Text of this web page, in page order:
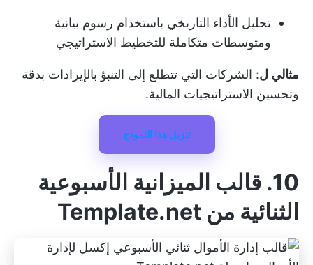
تحليل الأداء التاريخي باستخدام رسوم بيانية
ومتوسطات متكاملة للتخطيط الاستراتيجي
مثالي ل: الشركات التي تتطلع إلى التنبؤ بالإيرادات بدقة
وتحسين الاستراتيجيات المالية.
تنزيل هذا النموذج
10. قالب الميزانية الأسبوعية
الثنائية من Template.net